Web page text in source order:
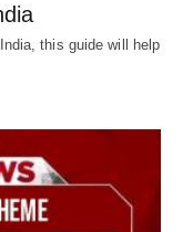
this guide will help